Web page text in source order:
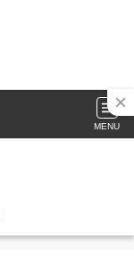
MENU